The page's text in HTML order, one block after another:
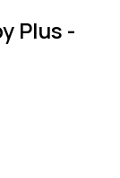
Plus -